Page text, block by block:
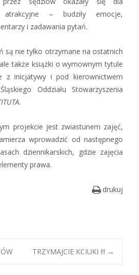
atrakcyjne – budziły emocje,
i zadawania pytań.
są nie tylko otrzymane na ostatnich
także książki o wymownym tytule
z inicjatywy i pod kierownictwem
Oddziału Stowarzyszenia
.
projekcie jest zwiastunem zajęć,
wprowadzić od następnego
dziennikarskich, gdzie zajęcia
prawa.
drukuj
TRZYMAJCIE KCIUKI !!! →